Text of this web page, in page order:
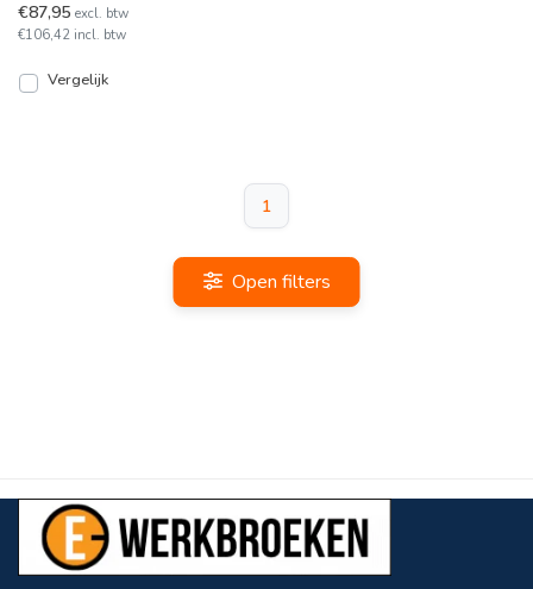
waterafstotende stretchstof.
€87,95 excl. btw
€106,42 incl. btw
Vergelijk
1
Open filters